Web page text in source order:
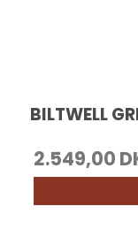
BILTWELL
2.549,00